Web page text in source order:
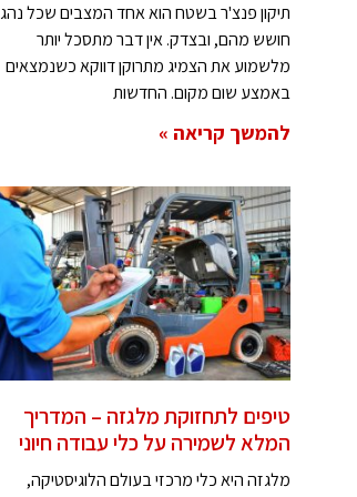
תיקון פנצ'ר בשטח הוא אחד המצבים שכל נהג
חושש מהם, ובצדק. אין דבר מתסכל יותר
מלשמוע את הצמיג מתרוקן דווקא כשנמצאים
באמצע שום מקום. החדשות
להמשך קריאה »
טיפים לתחזוקת מלגזה – המדריך
המלא לשמירה על כלי עבודה חיוני
מלגזה היא כלי מרכזי בעולם הלוגיסטיקה,